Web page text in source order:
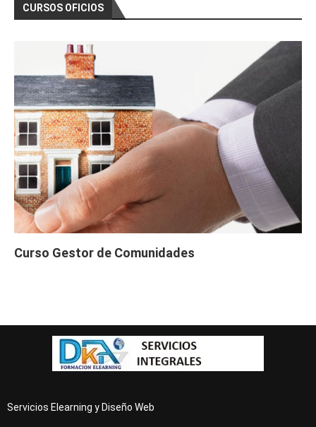
CURSOS OFICIOS
Curso Gestor de Comunidades
Servicios Elearning y Diseño Web